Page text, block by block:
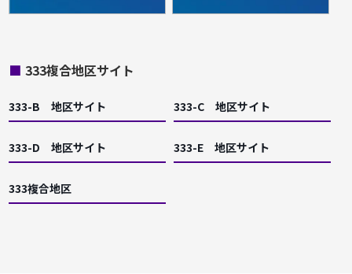
■ 333複合地区サイト
333-B 地区サイト 333-C 地区サイト
333-D 地区サイト 333-E 地区サイト
333複合地区